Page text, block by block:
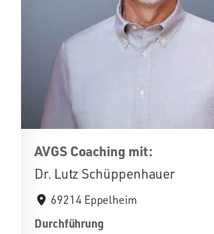
AVGS Coaching mit:
Dr. Lutz Schüppenhauer
69214 Eppelheim
Durchführung